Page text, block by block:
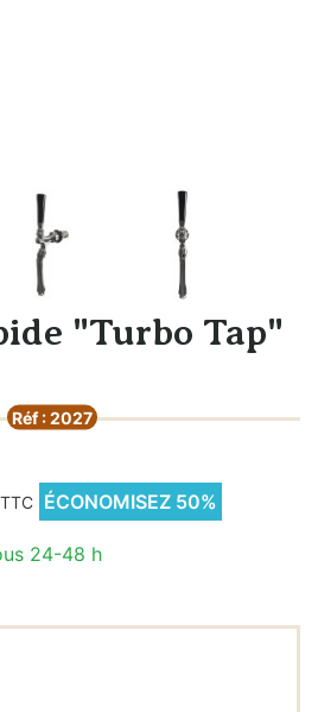
"Turbo Tap"
Réf : 2027
TTC ÉCONOMISEZ 50%
24-48 h